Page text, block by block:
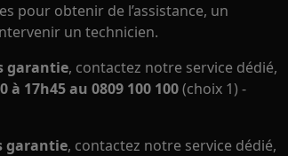
pour obtenir de l’assistance, un
un technicien.
garantie, contactez notre service dédié,
17h45 au 0809 100 100(choix 1) -
garantie, contactez notre service dédié,